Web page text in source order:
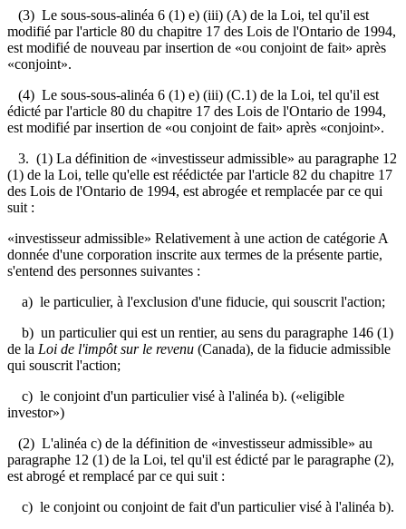
(3) Le sous-sous-alinéa 6 (1) e) (iii) (A) de la Loi, tel qu'il est
modifié par l'article 80 du chapitre 17 des Lois de l'Ontario de 1994,
est modifié de nouveau par insertion de «ou conjoint de fait» après
«conjoint».
(4) Le sous-sous-alinéa 6 (1) e) (iii) (C.1) de la Loi, tel qu'il est
édicté par l'article 80 du chapitre 17 des Lois de l'Ontario de 1994,
est modifié par insertion de «ou conjoint de fait» après «conjoint».
3. (1) La définition de «investisseur admissible» au paragraphe 12
(1) de la Loi, telle qu'elle est réédictée par l'article 82 du chapitre 17
des Lois de l'Ontario de 1994, est abrogée et remplacée par ce qui
suit :
«investisseur admissible» Relativement à une action de catégorie A
donnée d'une corporation inscrite aux termes de la présente partie,
s'entend des personnes suivantes :
a) le particulier, à l'exclusion d'une fiducie, qui souscrit l'action;
b) un particulier qui est un rentier, au sens du paragraphe 146 (1)
de la Loi de l'impôt sur le revenu (Canada), de la fiducie admissible
qui souscrit l'action;
c) le conjoint d'un particulier visé à l'alinéa b). («eligible
investor»)
(2) L'alinéa c) de la définition de «investisseur admissible» au
paragraphe 12 (1) de la Loi, tel qu'il est édicté par le paragraphe (2),
est abrogé et remplacé par ce qui suit :
c) le conjoint ou conjoint de fait d'un particulier visé à l'alinéa b).